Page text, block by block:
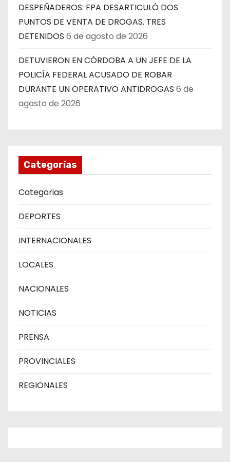
DESPEÑADEROS: FPA DESARTICULÓ DOS
PUNTOS DE VENTA DE DROGAS. TRES
DETENIDOS 6 de agosto de 2026
DETUVIERON EN CÓRDOBA A UN JEFE DE LA
POLICÍA FEDERAL ACUSADO DE ROBAR
DURANTE UN OPERATIVO ANTIDROGAS 6 de
agosto de 2026
Categorías
Categorias
DEPORTES
INTERNACIONALES
LOCALES
NACIONALES
NOTICIAS
PRENSA
PROVINCIALES
REGIONALES